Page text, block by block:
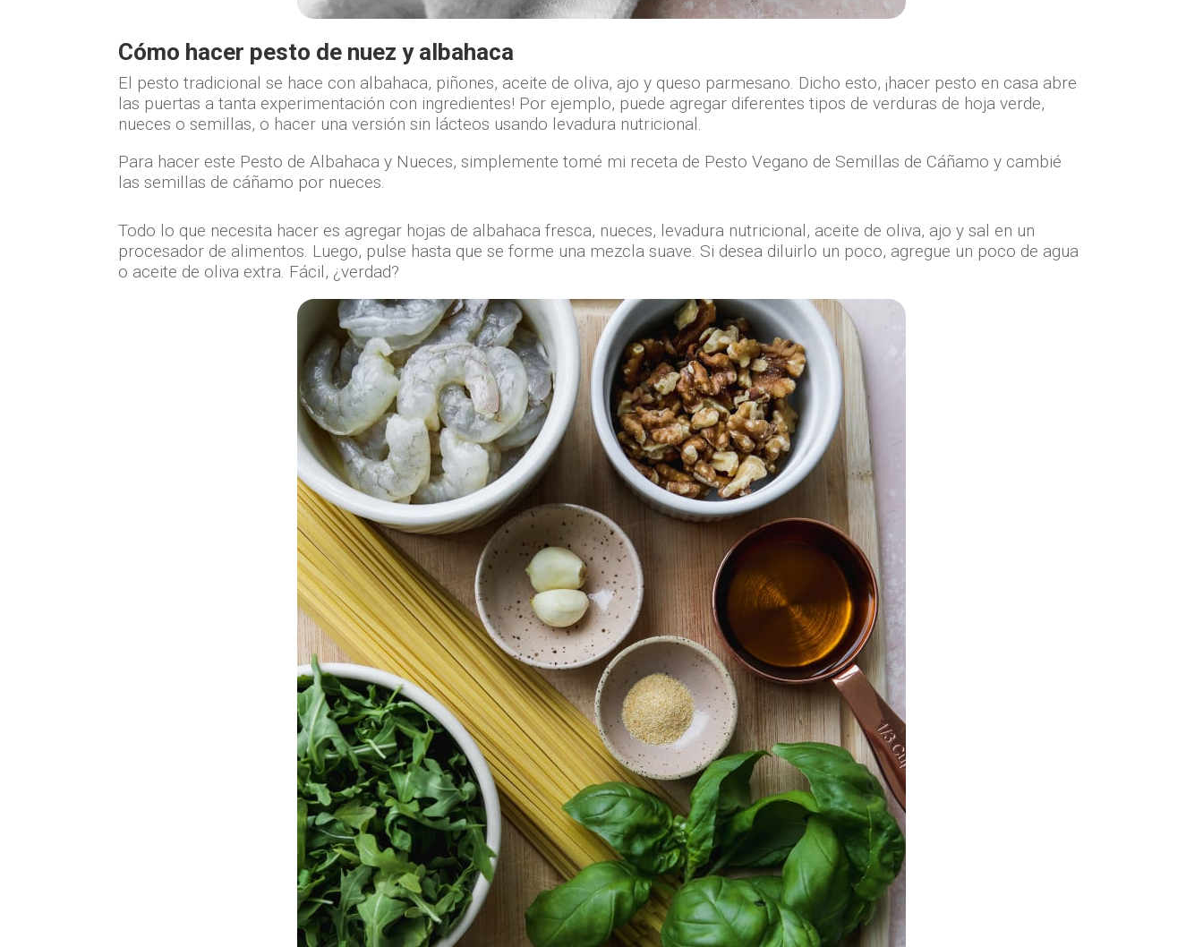
Cómo hacer pesto de nuez y albahaca
El pesto tradicional se hace con albahaca, piñones, aceite de oliva, ajo y queso parmesano. Dicho esto, ¡hacer pesto en casa abre
las puertas a tanta experimentación con ingredientes! Por ejemplo, puede agregar diferentes tipos de verduras de hoja verde,
nueces o semillas, o hacer una versión sin lácteos usando levadura nutricional.
Para hacer este Pesto de Albahaca y Nueces, simplemente tomé mi receta de Pesto Vegano de Semillas de Cáñamo y cambié
las semillas de cáñamo por nueces.
Todo lo que necesita hacer es agregar hojas de albahaca fresca, nueces, levadura nutricional, aceite de oliva, ajo y sal en un
procesador de alimentos. Luego, pulse hasta que se forme una mezcla suave. Si desea diluirlo un poco, agregue un poco de agua
o aceite de oliva extra. Fácil, ¿verdad?